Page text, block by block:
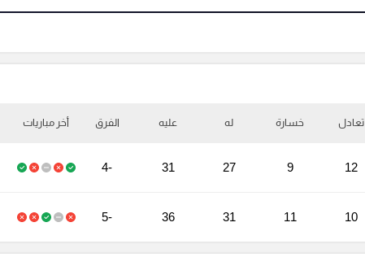
تعادل خسارة له عليه الفرق أخر مباريات
12
9
27
31
-4
10
11
31
36
-5